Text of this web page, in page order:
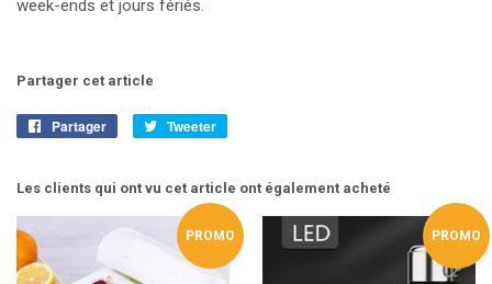
week-ends et jours fériés.
Partager cet article
Partager
PartagerTweeter
Les clients qui ont vu cet article ont également acheté
PROMO PROMO